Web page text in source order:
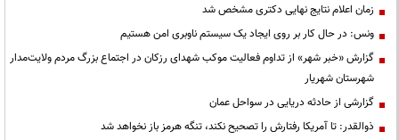
زمان اعلام نتایج نهایی دکتری مشخص شد
ونس: در حال کار بر روی ایجاد یک سیستم ناوبری امن هستیم
گزارش «خبر شهر» از تداوم فعالیت موکب شهدای رزکان در اجتماع بزرگ مردم ولایت‌مدار
شهرستان شهریار
گزارشی از حادثه دریایی در سواحل عمان
ذوالقدر: تا آمریکا رفتارش را تصحیح نکند، تنگه هرمز باز نخواهد شد